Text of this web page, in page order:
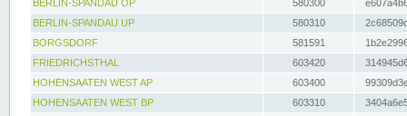
BERLIN-SPANDAU OP
580300
BERLIN-SPANDAU UP
580310
BORGSDORF
581591
FRIEDRICHSTHAL
603420
HOHENSAATEN WEST AP
603400
HOHENSAATEN WEST BP
603310